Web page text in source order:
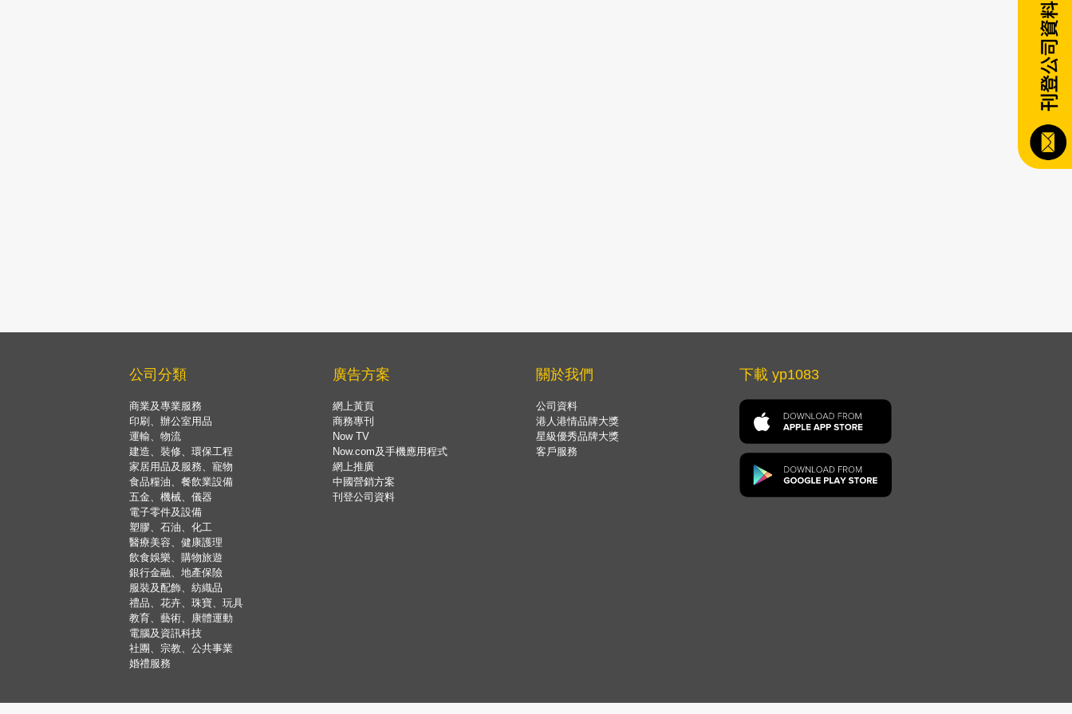
公司分類
商業及專業服務
印刷、辦公室用品
運輸、物流
建造、裝修、環保工程
家居用品及服務、寵物
食品糧油、餐飲業設備
五金、機械、儀器
電子零件及設備
塑膠、石油、化工
醫療美容、健康護理
飲食娛樂、購物旅遊
銀行金融、地產保險
服裝及配飾、紡織品
禮品、花卉、珠寶、玩具
教育、藝術、康體運動
電腦及資訊科技
社團、宗教、公共事業
婚禮服務
廣告方案
網上黃頁
商務專刊
Now TV
Now.com及手機應用程式
網上推廣
中國營銷方案
刊登公司資料
關於我們
公司資料
港人港情品牌大獎
星級優秀品牌大獎
客戶服務
下載 yp1083